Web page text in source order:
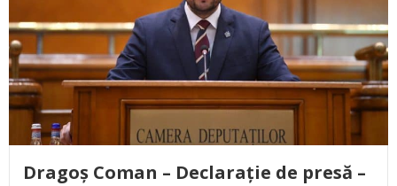
Dragoș Coman – Declarație de presă –